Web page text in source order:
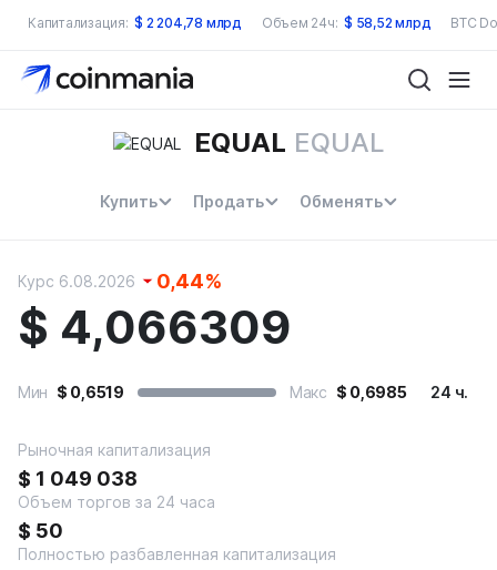
Капитализация: $ 2 204,78 млрд Объем 24ч: $ 58,52 млрд BTC
EQUAL EQUAL
Купить Продать Обменять
Курс 6.08.2026 0,44%
$ 4,066309
Мин $ 0,6519 Макс $ 0,6985 24 ч.
Рыночная капитализация
$ 1 049 038
Объем торгов за 24 часа
$ 50
Полностью разбавленная капитализация